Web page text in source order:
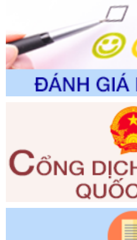
Tên: Về việc công bố Danh
đổi, bổ sung và phê duyệt
trong giải quyết thủtục hành
thuộc phạm vi giải quyết của
trường
Ngày ban hành: 01/06/2026
Số kí hiệu:2300/QĐ-UBND
Tên: V/v công bố danh mục
đổi, bổ sung và phê duyệt quy
giải quyết thủ tục hành chính
phạm vi chức năng quản lý của
Ngày ban hành: 01/06/2026
Số kí hiệu:351/2025/NĐ-CP
Tên: Nghị định số 351/2025/
định chuẩn nghèo đa chiều
Ngày ban hành: 29/12/2026
3014/QĐ-UBND
Tên: Quyết định về việc công